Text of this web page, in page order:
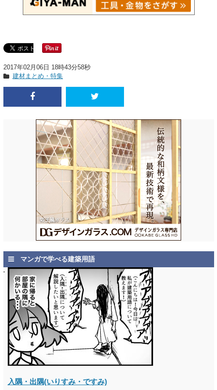
2017年02月06日 18時43分58秒
建材まとめ・特集
マンガで学べる建築用語
入隅・出隅(いりすみ・ですみ)